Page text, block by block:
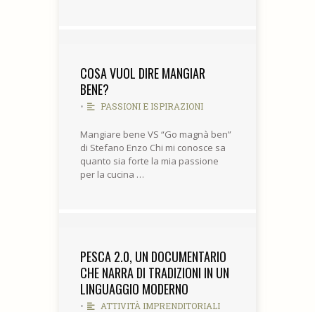
COSA VUOL DIRE MANGIAR
BENE?
• PASSIONI E ISPIRAZIONI
Mangiare bene VS “Go magnà ben”
di Stefano Enzo Chi mi conosce sa
quanto sia forte la mia passione
per la cucina …
PESCA 2.0, UN DOCUMENTARIO
CHE NARRA DI TRADIZIONI IN UN
LINGUAGGIO MODERNO
• ATTIVITÀ IMPRENDITORIALI